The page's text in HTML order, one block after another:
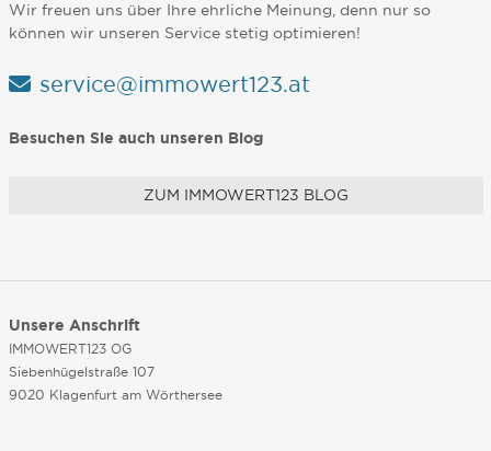
Wir freuen uns über Ihre ehrliche Meinung, denn nur so
können wir unseren Service stetig optimieren!
service@immowert123.at
Besuchen Sie auch unseren Blog
ZUM IMMOWERT123 BLOG
Unsere Anschrift
IMMOWERT123 OG
Siebenhügelstraße 107
9020 Klagenfurt am Wörthersee